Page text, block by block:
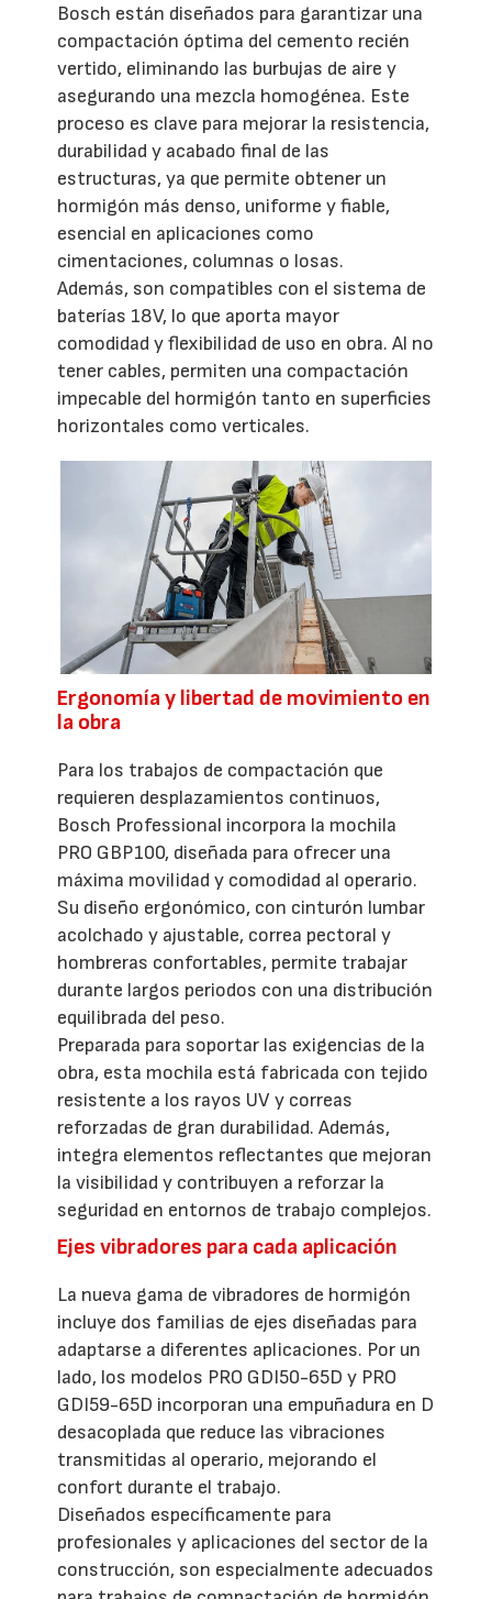
Bosch están diseñados para garantizar una
compactación óptima del cemento recién
vertido, eliminando las burbujas de aire y
asegurando una mezcla homogénea. Este
proceso es clave para mejorar la resistencia,
durabilidad y acabado final de las
estructuras, ya que permite obtener un
hormigón más denso, uniforme y fiable,
esencial en aplicaciones como
cimentaciones, columnas o losas.
Además, son compatibles con el sistema de
baterías 18V, lo que aporta mayor
comodidad y flexibilidad de uso en obra. Al no
tener cables, permiten una compactación
impecable del hormigón tanto en superficies
horizontales como verticales.
Ergonomía y libertad de movimiento en
la obra
Para los trabajos de compactación que
requieren desplazamientos continuos,
Bosch Professional incorpora la mochila
PRO GBP100, diseñada para ofrecer una
máxima movilidad y comodidad al operario.
Su diseño ergonómico, con cinturón lumbar
acolchado y ajustable, correa pectoral y
hombreras confortables, permite trabajar
durante largos periodos con una distribución
equilibrada del peso.
Preparada para soportar las exigencias de la
obra, esta mochila está fabricada con tejido
resistente a los rayos UV y correas
reforzadas de gran durabilidad. Además,
integra elementos reflectantes que mejoran
la visibilidad y contribuyen a reforzar la
seguridad en entornos de trabajo complejos.
Ejes vibradores para cada aplicación
La nueva gama de vibradores de hormigón
incluye dos familias de ejes diseñadas para
adaptarse a diferentes aplicaciones. Por un
lado, los modelos PRO GDI50-65D y PRO
GDI59-65D incorporan una empuñadura en D
desacoplada que reduce las vibraciones
transmitidas al operario, mejorando el
confort durante el trabajo.
Diseñados específicamente para
profesionales y aplicaciones del sector de la
construcción, son especialmente adecuados